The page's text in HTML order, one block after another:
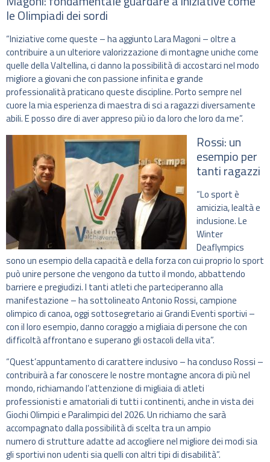
le Olimpiadi dei sordi
“Iniziative come queste – ha aggiunto Lara Magoni – oltre a
contribuire a un ulteriore valorizzazione di montagne uniche come
quelle della Valtellina, ci danno la possibilità di accostarci nel modo
migliore a giovani che con passione infinita e grande
professionalità praticano queste discipline. Porto sempre nel
cuore la mia esperienza di maestra di sci a ragazzi diversamente
abili. E posso dire di aver appreso più io da loro che loro da me”.
Rossi: un
esempio per
tanti ragazzi
“Lo sport è
amicizia, lealtà e
inclusione. Le
Winter
Deaflympics
sono un esempio della capacità e della forza con cui proprio lo sport
può unire persone che vengono da tutto il mondo, abbattendo
barriere e pregiudizi. I tanti atleti che parteciperanno alla
manifestazione – ha sottolineato Antonio Rossi, campione
olimpico di canoa, oggi sottosegretario ai Grandi Eventi sportivi –
con il loro esempio, danno coraggio a migliaia di persone che con
difficoltà affrontano e superano gli ostacoli della vita”.
“Quest’appuntamento di carattere inclusivo – ha concluso Rossi –
contribuirà a far conoscere le nostre montagne ancora di più nel
mondo, richiamando l’attenzione di migliaia di atleti
professionisti e amatoriali di tutti i continenti, anche in vista dei
Giochi Olimpici e Paralimpici del 2026. Un richiamo che sarà
accompagnato dalla possibilità di scelta tra un ampio
numero di strutture adatte ad accogliere nel migliore dei modi sia
gli sportivi non udenti sia quelli con altri tipi di disabilità”.